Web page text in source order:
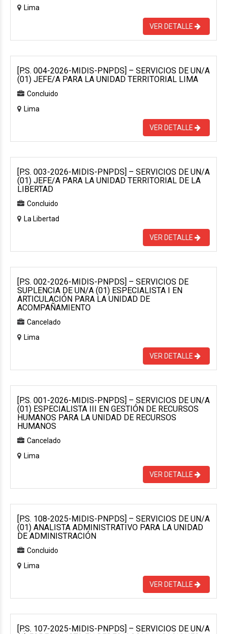
Lima
VER DETALLE
[P.S. 004-2026-MIDIS-PNPDS] – SERVICIOS DE UN/A
(01) JEFE/A PARA LA UNIDAD TERRITORIAL LIMA
Concluido
Lima
VER DETALLE
[P.S. 003-2026-MIDIS-PNPDS] – SERVICIOS DE UN/A
(01) JEFE/A PARA LA UNIDAD TERRITORIAL DE LA
LIBERTAD
Concluido
La Libertad
VER DETALLE
[P.S. 002-2026-MIDIS-PNPDS] – SERVICIOS DE
SUPLENCIA DE UN/A (01) ESPECIALISTA I EN
ARTICULACIÓN PARA LA UNIDAD DE
ACOMPAÑAMIENTO
Cancelado
Lima
VER DETALLE
[P.S. 001-2026-MIDIS-PNPDS] – SERVICIOS DE UN/A
(01) ESPECIALISTA III EN GESTIÓN DE RECURSOS
HUMANOS PARA LA UNIDAD DE RECURSOS
HUMANOS
Cancelado
Lima
VER DETALLE
[P.S. 108-2025-MIDIS-PNPDS] – SERVICIOS DE UN/A
(01) ANALISTA ADMINISTRATIVO PARA LA UNIDAD
DE ADMINISTRACIÓN
Concluido
Lima
VER DETALLE
[P.S. 107-2025-MIDIS-PNPDS] – SERVICIOS DE UN/A